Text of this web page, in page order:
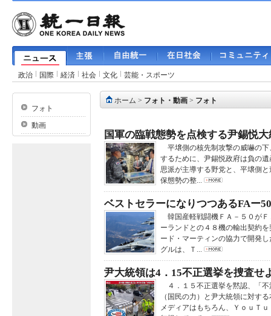
政治 国際 経済 社会 文化 芸能・スポーツ
フォト
動画
ホーム > フォト・動画 > フォト
国軍の臨戦態勢を点検する尹錫悦大
平壌側の核先制攻撃の威嚇の
するために、尹錫悦政府は負の
思派が主導する野党と、平壌側
保態勢の整...
ベストセラーになりつつあるFAー
韓国産軽戦闘機ＦＡ－５０が
ーランドとの４８機の輸出契約
ード・マーティンの協力で開発
グルは、Ｔ...
尹大統領は4．15不正選挙を捜査せ
４．１５不正選挙を黙認、「
（国民の力）と尹大統領に対す
メディアはもちろん、ＹｏｕＴ